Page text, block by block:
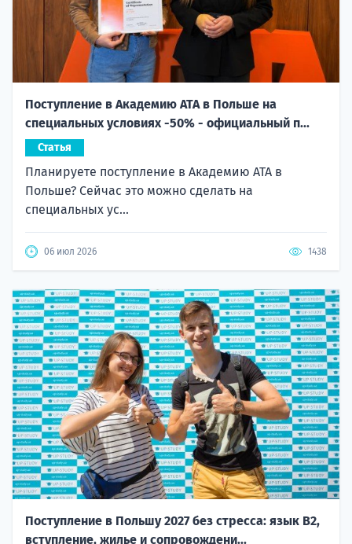
Поступление в Академию ATA в Польше на
специальных условиях -50% - официальный п...
Статья
Планируете поступление в Академию ATA в
Польше? Сейчас это можно сделать на
специальных ус...
06 июл 2026 1438
Поступление в Польшу 2027 без стресса: язык B2,
вступление, жилье и сопровождени...